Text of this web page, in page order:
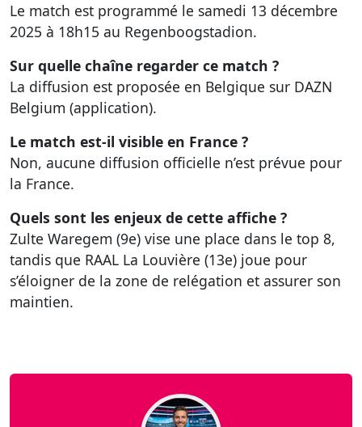
Le match est programmé le samedi 13 décembre
2025 à 18h15 au Regenboogstadion.
Sur quelle chaîne regarder ce match ?
La diffusion est proposée en Belgique sur DAZN
Belgium (application).
Le match est-il visible en France ?
Non, aucune diffusion officielle n’est prévue pour
la France.
Quels sont les enjeux de cette affiche ?
Zulte Waregem (9e) vise une place dans le top 8,
tandis que RAAL La Louvière (13e) joue pour
s’éloigner de la zone de relégation et assurer son
maintien.